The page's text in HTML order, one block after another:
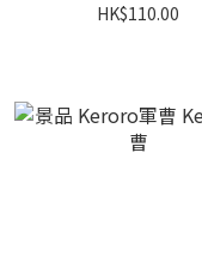
HK$110.00